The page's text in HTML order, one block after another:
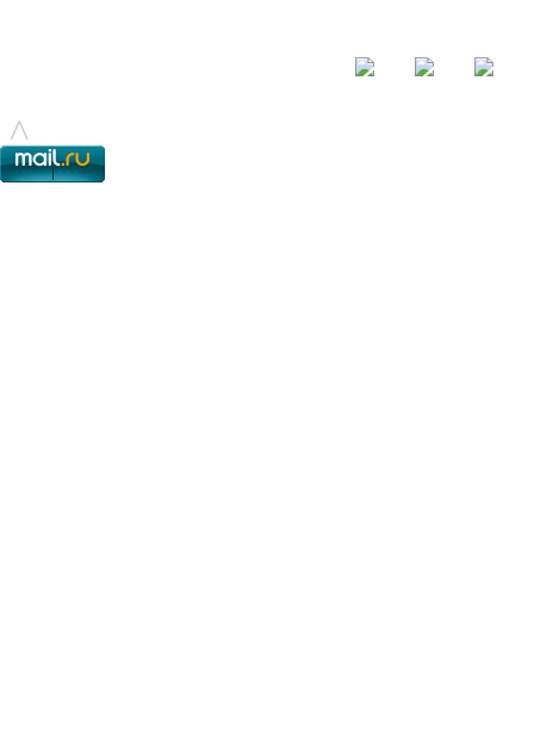
© - 2015-2017 - helix.su - все для вашего сайта |
^